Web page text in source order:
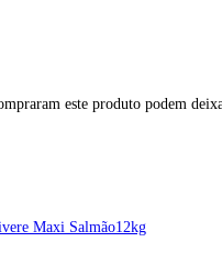
este produto podem